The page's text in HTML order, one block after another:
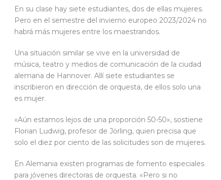
En su clase hay siete estudiantes, dos de ellas mujeres.
Pero en el semestre del invierno europeo 2023/2024 no
habrá más mujeres entre los maestrandos.
Una situación similar se vive en la universidad de
música, teatro y medios de comunicación de la ciudad
alemana de Hannover. Allí siete estudiantes se
inscribieron en dirección de orquesta, de ellos solo una
es mujer.
«Aún estamos lejos de una proporción 50-50», sostiene
Florian Ludwig, profesor de Jörling, quien precisa que
solo el diez por ciento de las solicitudes son de mujeres.
En Alemania existen programas de fomento especiales
para jóvenes directoras de orquesta. «Pero si no